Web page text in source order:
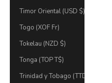
Timor Oriental (USD $)
Togo (XOF Fr)
Tokelau (NZD $)
Tonga (TOP T$)
Trinidad y Tobago (TTD $)